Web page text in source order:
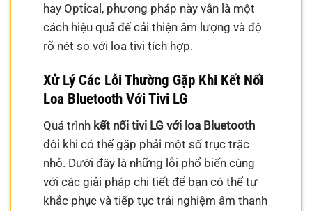
hay Optical, phương pháp này vẫn là một
cách hiệu quả để cải thiện âm lượng và độ
rõ nét so với loa tivi tích hợp.
Xử Lý Các Lỗi Thường Gặp Khi Kết Nối
Loa Bluetooth Với Tivi LG
Quá trình kết nối tivi LG với loa Bluetooth
đôi khi có thể gặp phải một số trục trặc
nhỏ. Dưới đây là những lỗi phổ biến cùng
với các giải pháp chi tiết để bạn có thể tự
khắc phục và tiếp tục trải nghiệm âm thanh